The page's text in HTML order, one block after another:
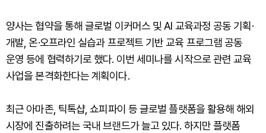
양사는 협약을 통해 글로벌 이커머스 및 AI 교육과정 공동 기획·
개발, 온·오프라인 실습과 프로젝트 기반 교육 프로그램 공동
운영 등에 협력하기로 했다. 이번 세미나를 시작으로 관련 교육
사업을 본격화한다는 계획이다.
최근 아마존, 틱톡샵, 쇼피파이 등 글로벌 플랫폼을 활용해 해외
시장에 진출하려는 국내 브랜드가 늘고 있다. 하지만 플랫폼